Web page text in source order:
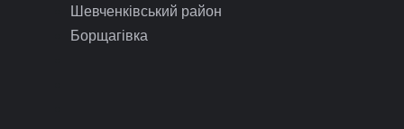
Шевченківський район
Борщагівка